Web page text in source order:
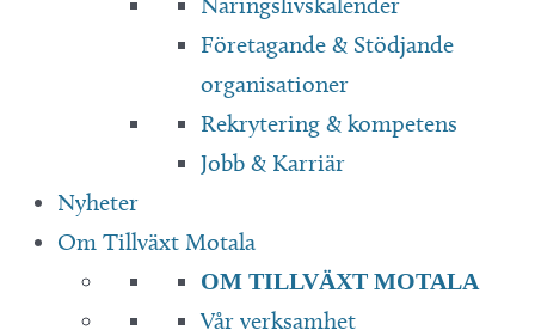
Företagande & Stödjande
organisationer
Rekrytering & kompetens
Jobb & Karriär
Nyheter
Om Tillväxt Motala
OM TILLVÄXT MOTALA
Vår verksamhet